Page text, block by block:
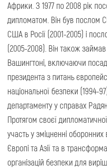
Африки. З 1977 по 2008 рік
дипломатом. Він був послом
США в Росії (2001-2005) і
(2005-2008). Він також
Вашингтоні, включаючи
президента з питань
національної безпеки (1994-
департаменту у справах
Протягом своєї
участь у зміцненні
Європі та Азії та в
організацій безпеки для